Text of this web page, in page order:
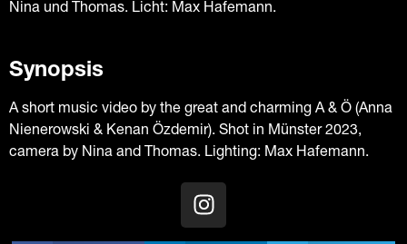
Nina und Thomas. Licht: Max Hafemann.
Synopsis
A short music video by the great and charming A & Ö (Anna
Nienerowski & Kenan Özdemir). Shot in Münster 2023,
camera by Nina and Thomas. Lighting: Max Hafemann.